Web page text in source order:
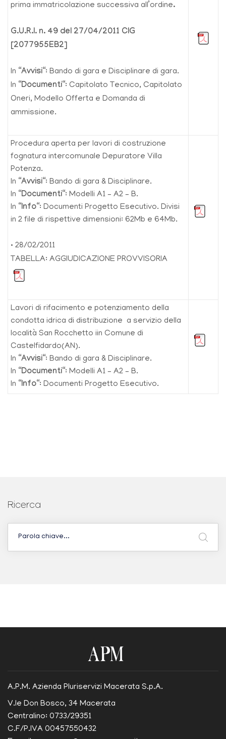
prima immatricolazione successiva all’ordine.
G.U.R.I. n. 49 del 27/04/2011 CIG
[2077955EB2]
In “Avvisi“: Bando di gara e Disciplinare di gara.
In “Documenti“: Capitolato Tecnico, Capitolato
Oneri, Modello Offerta e Domanda di
ammissione.
Procedura aperta per lavori di costruzione
fognatura intercomunale Depuratore Villa
Potenza.
In “Avvisi“: Bando di gara & Disciplinare.
In “Documenti“: Modelli A1 – A2 – B.
In “Info“: Documenti Progetto Esecutivo. Divisi
in 2 file di rispettive dimensioni: 62Mb e 64Mb.
• 28/02/2011
TABELLA: AGGIUDICAZIONE PROVVISORIA
Lavori di rifacimento e potenziamento della
condotta idrica di distribuzione a servizio della
località San Rocchetto iin Comune di
Castelfidardo(AN).
In “Avvisi“: Bando di gara & Disciplinare.
In “Documenti“: Modelli A1 – A2 – B.
In “Info“: Documenti Progetto Esecutivo.
Ricerca
A.P.M. Azienda Pluriservizi Macerata S.p.A.
V.le Don Bosco, 34 Macerata
Centralino: 0733/29351
C.F/P.IVA 00457550432